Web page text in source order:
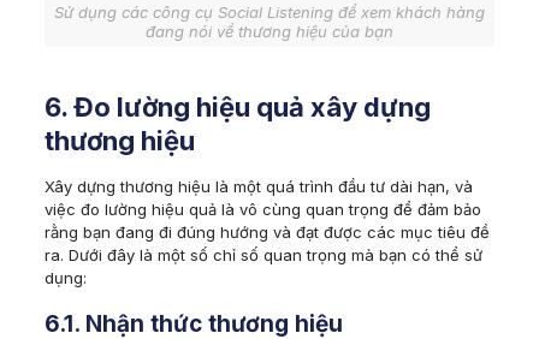
Sử dụng các công cụ Social Listening để xem khách hàng
đang nói về thương hiệu của bạn
6. Đo lường hiệu quả xây dựng
thương hiệu
Xây dựng thương hiệu là một quá trình đầu tư dài hạn, và
việc đo lường hiệu quả là vô cùng quan trọng để đảm bảo
rằng bạn đang đi đúng hướng và đạt được các mục tiêu đề
ra. Dưới đây là một số chỉ số quan trọng mà bạn có thể sử
dụng:
6.1. Nhận thức thương hiệu